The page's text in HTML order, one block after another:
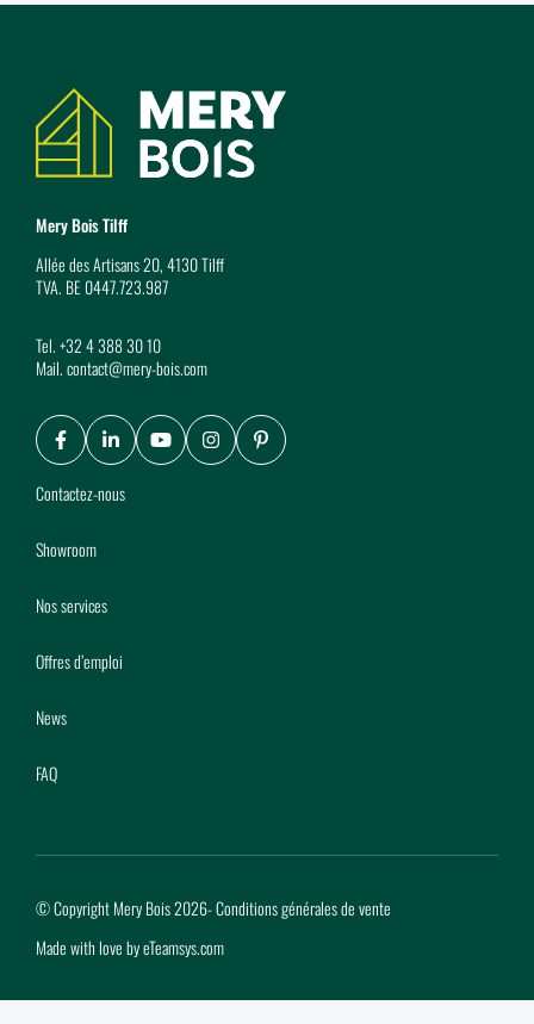
Coordonnées
Mery Bois Tilff
Allée des Artisans 20, 4130 Tilff
TVA. BE 0447.723.987
Tel.+32 4 388 30 10
Mail.contact@mery-bois.com
Facebook
LinkedIn
YoutubeInstagram
Pinterest
Contactez-nous
Showroom
Nos services
Offres d’emploi
News
FAQ
© Copyright Mery Bois 2026-Conditions générales de vente
Made with love byeTeamsys.com